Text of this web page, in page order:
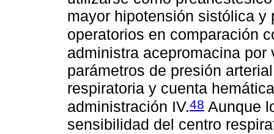
mayor hipotensión sistólica y
operatorios en comparación
administra acepromacina
parámetros de presión
respiratoria y cuenta
administración IV.48 Aunque
sensibilidad del centro